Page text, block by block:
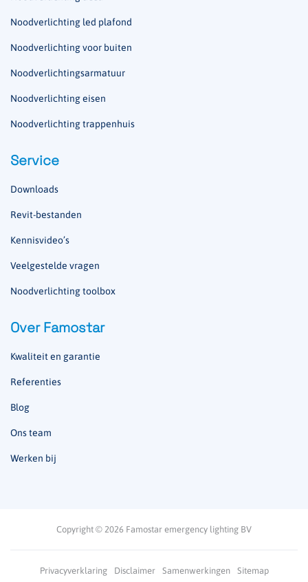
Noodverlichting led plafond
Noodverlichting voor buiten
Noodverlichtingsarmatuur
Noodverlichting eisen
Noodverlichting trappenhuis
Service
Downloads
Revit-bestanden
Kennisvideo’s
Veelgestelde vragen
Noodverlichting toolbox
Over Famostar
Kwaliteit en garantie
Referenties
Blog
Ons team
Werken bij
Copyright © 2026 Famostar emergency lighting BV
Privacyverklaring Disclaimer Samenwerkingen Sitemap